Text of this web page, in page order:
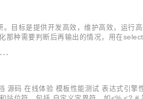
目标是提供开发高效，维护高效，运行
那种需要判断后再输出的情况，用在
源码 在线体验 模板性能测试 表达式引